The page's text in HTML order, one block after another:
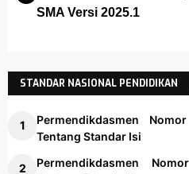
SMA Versi 2025.1
STANDAR NASIONAL PENDIDIKAN
Permendikdasmen
Tentang Standar Isi
Permendikdasmen